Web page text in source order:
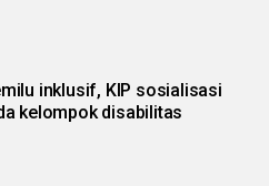
inklusif, KIP sosialisasi
kelompok disabilitas